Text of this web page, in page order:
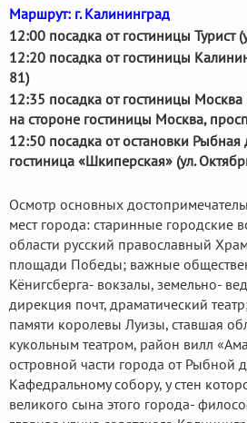
Маршрут: г. Калининград
12:00 посадка от гостиницы Турист
12:20 посадка от гостиницы
81)
12:35 посадка от гостиницы Москва
на стороне гостиницы Москва,
12:50 посадка от остановки Рыбная
гостиница «Шкиперская» (ул.
Осмотр основных
мест города: старинные городские
области русский православный
площади Победы; важные
Кёнигсберга- вокзалы, земельно-
дирекция почт, драматический
памяти королевы Луизы, ставшая
кукольным театром, район вилл
островной части города от Рыбной
Кафедральному собору, у стен
великого сына этого города-